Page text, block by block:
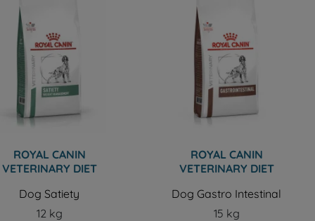
ROYAL CANIN
VETERINARY DIET
Dog Satiety
12 kg
ROYAL CANIN
VETERINARY DIET
Dog Gastro Intestinal
15 kg